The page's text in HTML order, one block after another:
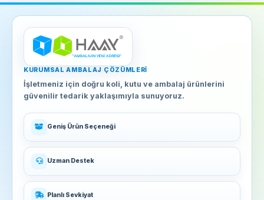
KURUMSAL AMBALAJ ÇÖZÜMLERI
İşletmeniz için doğru koli, kutu ve ambalaj ürünlerini
güvenilir tedarik yaklaşımıyla sunuyoruz.
Geniş Ürün Seçeneği
Uzman Destek
Planlı Sevkiyat